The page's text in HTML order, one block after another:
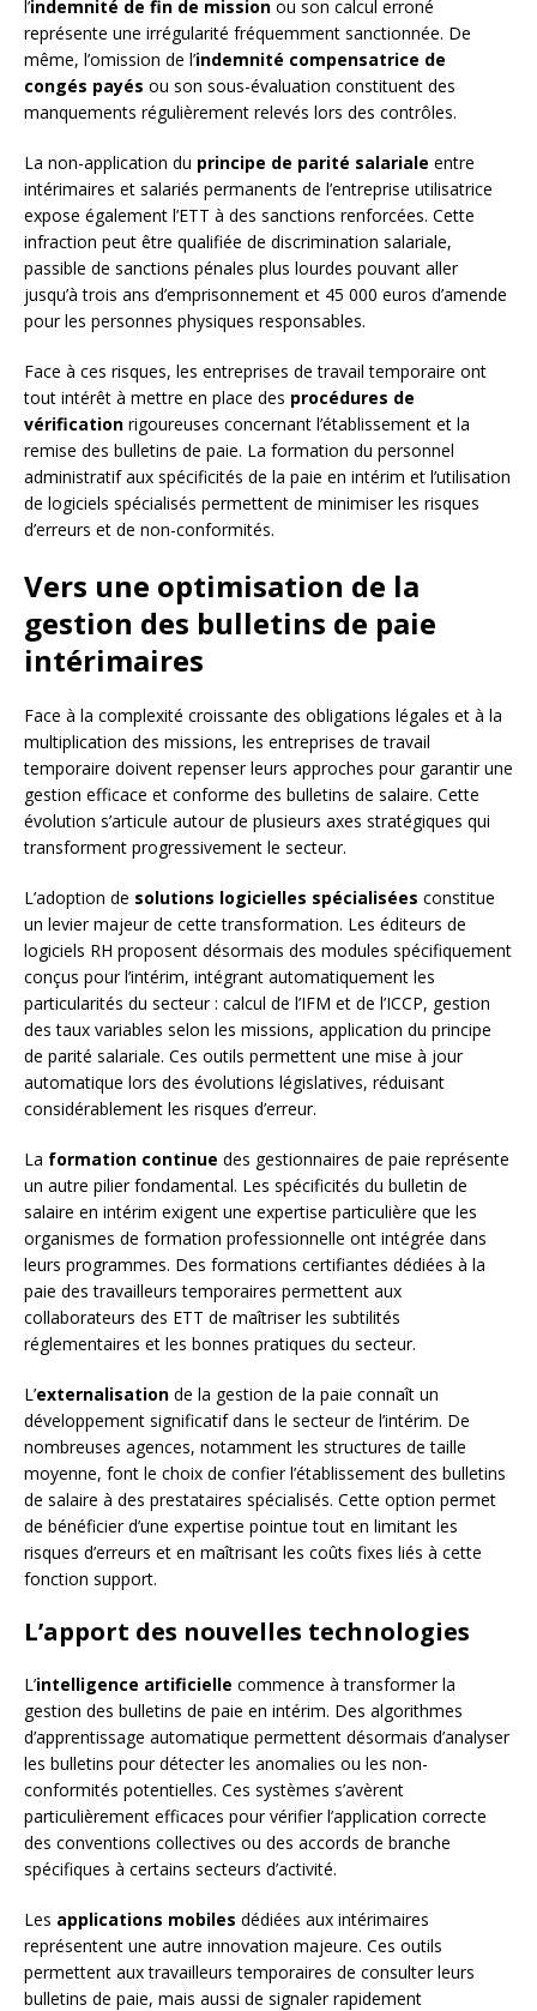
l’indemnité de fin de mission ou son calcul erroné
représente une irrégularité fréquemment sanctionnée. De
même, l’omission de l’indemnité compensatrice de
congés payés ou son sous-évaluation constituent des
manquements régulièrement relevés lors des contrôles.
La non-application du principe de parité salariale entre
intérimaires et salariés permanents de l’entreprise utilisatrice
expose également l’ETT à des sanctions renforcées. Cette
infraction peut être qualifiée de discrimination salariale,
passible de sanctions pénales plus lourdes pouvant aller
jusqu’à trois ans d’emprisonnement et 45 000 euros d’amende
pour les personnes physiques responsables.
Face à ces risques, les entreprises de travail temporaire ont
tout intérêt à mettre en place des procédures de
vérification rigoureuses concernant l’établissement et la
remise des bulletins de paie. La formation du personnel
administratif aux spécificités de la paie en intérim et l’utilisation
de logiciels spécialisés permettent de minimiser les risques
d’erreurs et de non-conformités.
Vers une optimisation de la
gestion des bulletins de paie
intérimaires
Face à la complexité croissante des obligations légales et à la
multiplication des missions, les entreprises de travail
temporaire doivent repenser leurs approches pour garantir une
gestion efficace et conforme des bulletins de salaire. Cette
évolution s’articule autour de plusieurs axes stratégiques qui
transforment progressivement le secteur.
L’adoption de solutions logicielles spécialisées constitue
un levier majeur de cette transformation. Les éditeurs de
logiciels RH proposent désormais des modules spécifiquement
conçus pour l’intérim, intégrant automatiquement les
particularités du secteur : calcul de l’IFM et de l’ICCP, gestion
des taux variables selon les missions, application du principe
de parité salariale. Ces outils permettent une mise à jour
automatique lors des évolutions législatives, réduisant
considérablement les risques d’erreur.
La formation continue des gestionnaires de paie représente
un autre pilier fondamental. Les spécificités du bulletin de
salaire en intérim exigent une expertise particulière que les
organismes de formation professionnelle ont intégrée dans
leurs programmes. Des formations certifiantes dédiées à la
paie des travailleurs temporaires permettent aux
collaborateurs des ETT de maîtriser les subtilités
réglementaires et les bonnes pratiques du secteur.
L’externalisation de la gestion de la paie connaît un
développement significatif dans le secteur de l’intérim. De
nombreuses agences, notamment les structures de taille
moyenne, font le choix de confier l’établissement des bulletins
de salaire à des prestataires spécialisés. Cette option permet
de bénéficier d’une expertise pointue tout en limitant les
risques d’erreurs et en maîtrisant les coûts fixes liés à cette
fonction support.
L’apport des nouvelles technologies
L’intelligence artificielle commence à transformer la
gestion des bulletins de paie en intérim. Des algorithmes
d’apprentissage automatique permettent désormais d’analyser
les bulletins pour détecter les anomalies ou les non-
conformités potentielles. Ces systèmes s’avèrent
particulièrement efficaces pour vérifier l’application correcte
des conventions collectives ou des accords de branche
spécifiques à certains secteurs d’activité.
Les applications mobiles dédiées aux intérimaires
représentent une autre innovation majeure. Ces outils
permettent aux travailleurs temporaires de consulter leurs
bulletins de paie, mais aussi de signaler rapidement